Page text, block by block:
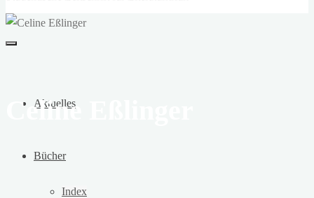
Aktuelles
Bücher
Index
Celine Eßlinger